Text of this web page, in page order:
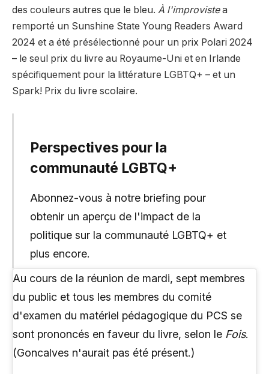
des couleurs autres que le bleu. À l'improvistea
remporté un Sunshine State Young Readers Award
2024 et a été présélectionné pour un prix Polari 2024
– le seul prix du livre au Royaume-Uni et en Irlande
spécifiquement pour la littérature LGBTQ+ – et un
Spark! Prix ​​du livre scolaire.
Perspectives pour la
communauté LGBTQ+
Abonnez-vous à notre briefing pour
obtenir un aperçu de l'impact de la
politique sur la communauté LGBTQ+ et
plus encore.
Au cours de la réunion de mardi, sept membres
du public et tous les membres du comité
d'examen du matériel pédagogique du PCS se
sont prononcés en faveur du livre, selon le Fois.
(Goncalves n'aurait pas été présent.)